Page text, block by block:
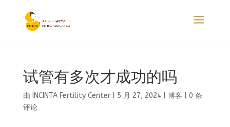
试管有多次才成功的吗
由 INCINTA Fertility Center| 5 月 27, 2024| 博客
0 条
评论